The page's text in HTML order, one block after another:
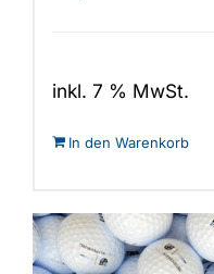
inkl. 7 % MwSt.
In den Warenkorb